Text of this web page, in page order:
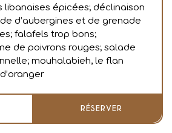
libanaises épicées; déclinaison
d’aubergines et de grenade
falafels trop bons;
de poivrons rouges; salade
mouhalabieh, le flan
RÉSERVER